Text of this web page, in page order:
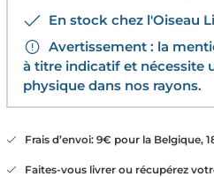
En stock chez l'Oiseau
Avertissement : la
à titre indicatif et nécessite
physique dans nos rayons.
Frais d’envoi: 9€ pour la Belgique,
Faites-vous livrer ou récupérez